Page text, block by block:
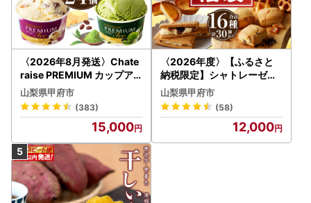
受付時間：9:30～17:00
※土日祝日及び年末年始を除く
※年末年始のお問い合わせにつきましては、
年明けより順次対応いたしますので、ご返信にお時間を頂戴
いたします。
〈2026年8月発送〉Chate
raise PREMIUM カップア
イス 詰合せ 4種 24個 アイ
ス
山梨県甲府市
(383)
15,000
〈2026年度〉【ふるさと
納税限定】シャトレーゼ人
気お菓子勢ぞろい!! お菓子
福箱 シャトレーゼ
山梨県甲府市
(58)
12,000